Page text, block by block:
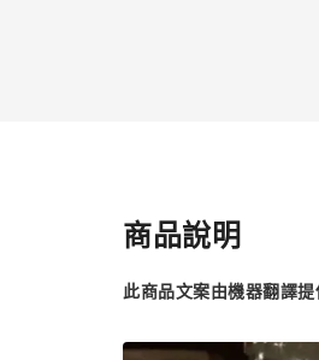
商品說明
此商品文案由機器翻譯